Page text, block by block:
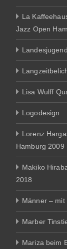
La
Jazz Open
Lisa Wulff
Logodesign
Lorenz
Hamburg 2009
Makiko
2018
Männer –
Marber
Mariza beim